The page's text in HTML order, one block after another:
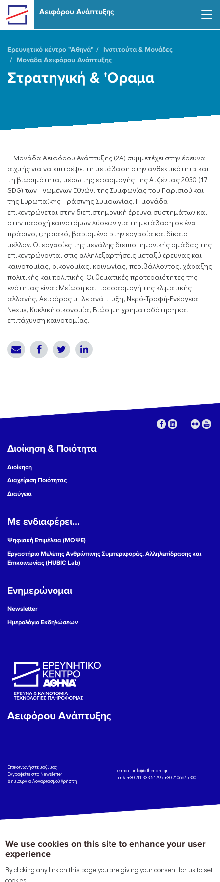
Skip to main content
Αειφόρου Ανάπτυξης
Ερευνητικό κέντρο "Αθηνά"
Ινστιτούτα & Μονάδες
Μονάδα Αειφόρου Ανάπτυξης
Στρατηγική & 'Οραμα
Η Μονάδα Αειφόρου Ανάπτυξης (2Α) συμμετέχει στην έρευνα
αιχμής για να επιτρέψει τη μετάβαση στην ανθεκτικότητα και
τη βιωσιμότητα, μέσω της εφαρμογής της Ατζέντας 2030 (17
SDG) των Ηνωμένων Εθνών, της Συμφωνίας του Παρισιού και
της Ευρωπαϊκής Πράσινης Συμφωνίας. Η μονάδα
επικεντρώνεται στην διεπιστημονική έρευνα συστημάτων και
στην παροχή καινοτόμων λύσεων για τη μετάβαση σε ένα
πράσινο, ψηφιακό, βασισμένο στην εργασία και δίκαιο
μέλλον. Οι εργασίες της μεγάλης διεπιστημονικής ομάδας της
επικεντρώνονται στις αλληλεξαρτήσεις μεταξύ έρευνας και
καινοτομίας, οικονομίας, κοινωνίας, περιβάλλοντος, χάραξης
πολιτικής και πολιτικής. Οι θεματικές προτεραιότητες της
ενότητας είναι: Μείωση και προσαρμογή της κλιματικής
αλλαγής, Αειφόρος μπλε ανάπτυξη, Νερό-Τροφή-Ενέργεια
Nexus, Κυκλική οικονομία, Βιώσιμη χρηματοδότηση και
επιτάχυνση καινοτομίας.
Διοίκηση & Ποιότητα
Διοίκηση
Διαχείριση Ποιότητας
Διαύγεια
Με ενδιαφέρει...
Ψηφιακή Επιμέλεια (ΜΟΨΕ)
Εργαστήριο Μελέτης Ανθρώπινης Συμπεριφοράς, Αλληλεπίδρασης και
Επικοινωνίας (HUBIC Lab)
Ενημερώνομαι
Newsletter
Ημερολόγιο Εκδηλώσεων
Αειφόρου Ανάπτυξης
Eπικοινωνήστε μαζί μας
Εγγραφείτε στο Newsletter
Δημιουργία Λογαριασμού Χρήστη
e-mail: info@athenarc.gr
τηλ. +30 211 333 5179 / +30 2106875300
Προσωπικού Χαρακτήρα
'Οροι
Χρήσης
Αναφορά
We use cookies on this site to enhance your user
experience
By clicking any link on this page you are giving your consent for us to set
cookies.